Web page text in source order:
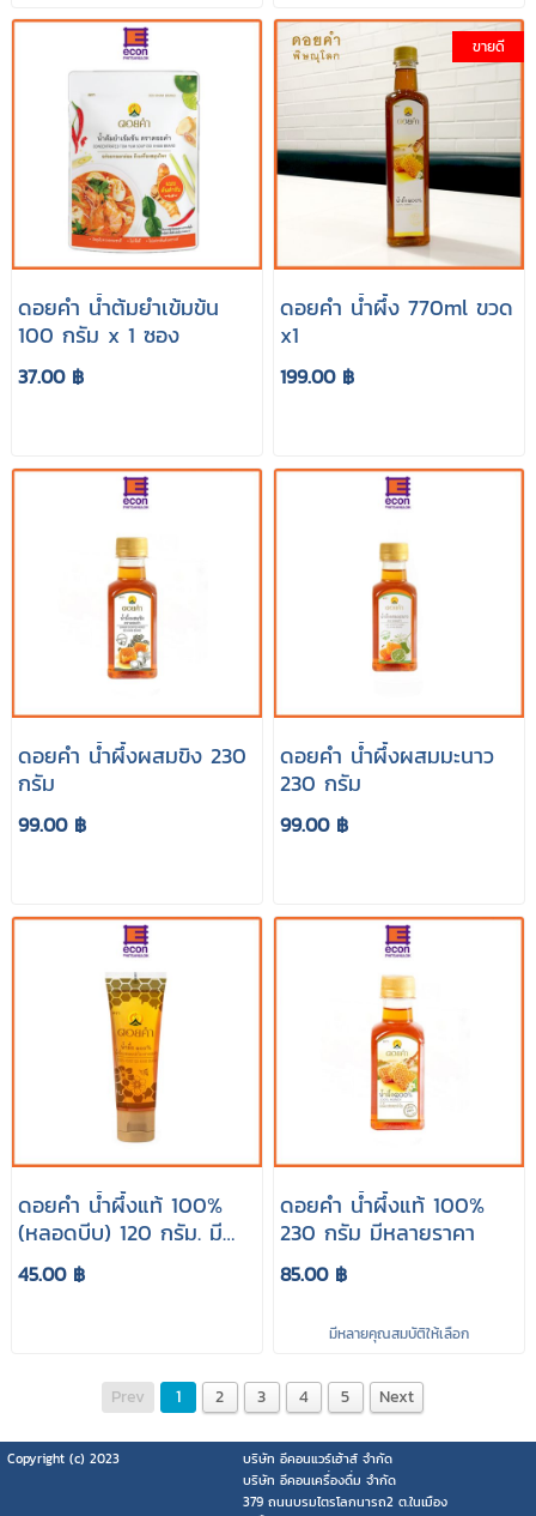
ดอยคำ น้ำต้มยำเข้มข้น
100 กรัม x 1 ซอง
37.00 ฿
ขายดี
ดอยคำ น้ำผึ้ง 770ml ขวด
x1
199.00 ฿
ดอยคำ น้ำผึ้งผสมขิง 230
กรัม
99.00 ฿
ดอยคำ น้ำผึ้งผสมมะนาว
230 กรัม
99.00 ฿
ดอยคำ น้ำผึ้งแท้ 100%
(หลอดบีบ) 120 กรัม. มี
หลายราคา
45.00 ฿
ดอยคำ น้ำผึ้งแท้ 100%
230 กรัม มีหลายราคา
85.00 ฿
มีหลายคุณสมบัติให้เลือก
Prev 1 2 3 4 5 Next
Copyright (c) 2023
บริษัท อีคอนแวร์เฮ้าส์ จำกัด
บริษัท อีคอนเครื่องดื่ม จำกัด
379 ถนนบรมไตรโลกนารถ2 ต.ในเมือง